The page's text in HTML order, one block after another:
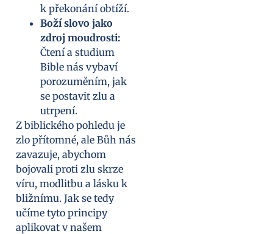
k překonání obtíží.
Boží slovo jako
zdroj moudrosti:
Čtení a studium
Bible nás vybaví
porozuměním, jak
se postavit zlu a
utrpení.
Z biblického pohledu je
zlo přítomné, ale Bůh nás
zavazuje, abychom
bojovali proti zlu skrze
víru, modlitbu a lásku k
bližnímu. Jak se tedy
učíme tyto principy
aplikovat v našem